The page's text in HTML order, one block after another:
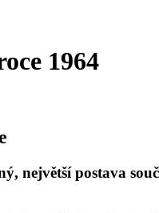
1964
největší postava